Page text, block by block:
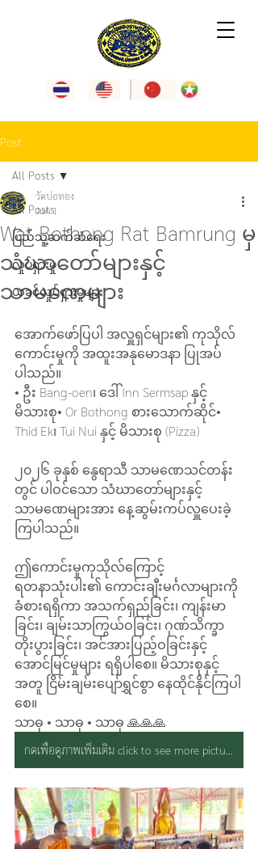
Post
All Posts
ပြည်သူ့ဆက်ဆံရေး
လှုပ်ရှားမှု
ယခင်လှုပ်ရှားမှုများ
All Posts
Wat Bothong Rat Bamrung မှ
သံဃာတော်များနှင့်
သာမဏေများ
วัดบ่อทอง
Jun 1
အောက်ဖော်ပြပါ အလှူရှင်များ၏ ကုသိုလ်
ကောင်းမှုကို အထူးအနုမောဒနာ ပြုအပ်
ပါသည်။
• ဦး Bang-oen၊ ဒေါ် Inn Sermsap နှင့်
မိသားစု• Or Bothong စားသောက်ဆိုင်•
Thid Ek၊ Tui Nui နှင့် မိသားစု (Pizza)
၂၀၂၆ ခုနှစ် နွေရာသီ သာမဏေသင်တန်း
တွင် ပါဝင်သော သံဃာတော်များနှင့်
သာမဏေများအား နေ့ဆွမ်းကပ်လှူပေးခဲ့
ကြပါသည်။
ဤကောင်းမှုကုသိုလ်ကြောင့်
ရတနာသုံးပါး၏ ကောင်းချီးမင်္ဂလာများကို
ခံစားရရှိကာ အသက်ရှည်ခြင်း၊ ကျန်းမာ
ခြင်း၊ ချမ်းသာကြွယ်ဝခြင်း၊ ဂုဏ်သိက္ခာ
တိုးပွားခြင်း၊ အင်အားပြည့်ဝခြင်းနှင့်
အောင်မြင်မှုများ ရရှိပါစေ။ မိသားစုနှင့်
အတူ ငြိမ်းချမ်းပျော်ရွှင်စွာ နေထိုင်နိုင်ကြပါ
စေ။
သာဓု • သာဓု • သာဓု 🙏🙏🙏